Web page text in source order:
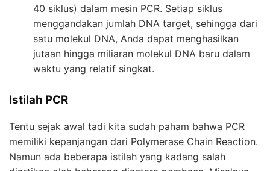
40 siklus) dalam mesin PCR. Setiap siklus
menggandakan jumlah DNA target, sehingga dari
satu molekul DNA, Anda dapat menghasilkan
jutaan hingga miliaran molekul DNA baru dalam
waktu yang relatif singkat.
Istilah PCR
Tentu sejak awal tadi kita sudah paham bahwa PCR
memiliki kepanjangan dari Polymerase Chain Reaction.
Namun ada beberapa istilah yang kadang salah